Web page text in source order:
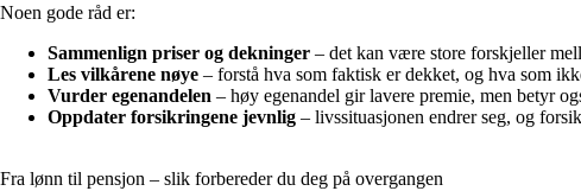
Noen gode råd er:
Sammenlign priser og dekninger – det kan være store forskjeller
Les vilkårene nøye – forstå hva som faktisk er dekket, og hva som
Vurder egenandelen – høy egenandel gir lavere premie, men betyr
Oppdater forsikringene jevnlig – livssituasjonen endrer seg, og
Fra lønn til pensjon – slik forbereder du deg på overgangen